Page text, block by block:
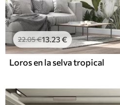
22.05€13.23€
Loros en la selva tropical